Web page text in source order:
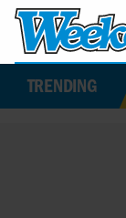
TRENDING
van haar baby